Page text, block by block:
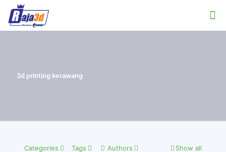
3d printing kerawang
Categories Tags Authors Show all